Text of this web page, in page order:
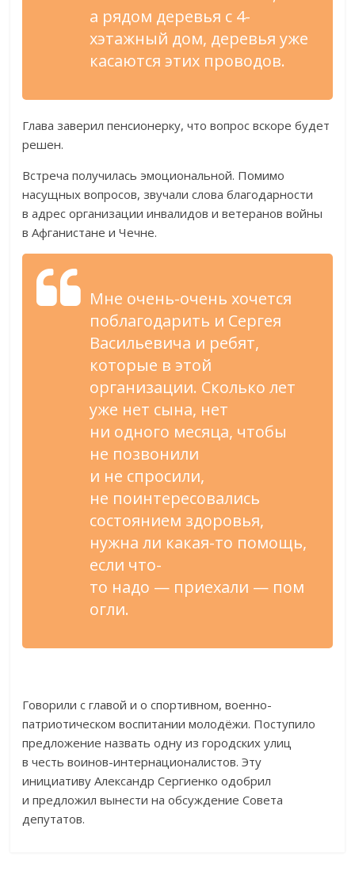
а рядом деревья с 4-
хэтажный дом, деревья уже
касаются этих проводов.
Глава заверил пенсионерку, что вопрос вскоре будет
решен.
Встреча получилась эмоциональной. Помимо
насущных вопросов, звучали слова благодарности
в адрес организации инвалидов и ветеранов войны
в Афганистане и Чечне.
Мне очень-очень хочется
поблагодарить и Сергея
Васильевича и ребят,
которые в этой
организации. Сколько лет
уже нет сына, нет
ни одного месяца, чтобы
не позвонили
и не спросили,
не поинтересовались
состоянием здоровья,
нужна ли какая-то помощь,
если что-
то надо — приехали — пом
огли.
Говорили с главой и о спортивном,военно-
патриотическом воспитании молодёжи. Поступило
предложение назвать одну из городских улиц
в честьвоинов-интернационалистов. Эту
инициативу Александр Сергиенко одобрил
и предложил вынести на обсуждение Совета
депутатов.